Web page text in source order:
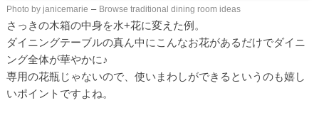
Photo by janicemarie – Browse traditional dining room ideas
さっきの木箱の中身を水+花に変えた例。
ダイニングテーブルの真ん中にこんなお花があるだけでダイニ
ング全体が華やかに♪
専用の花瓶じゃないので、使いまわしができるというのも嬉し
いポイントですよね。